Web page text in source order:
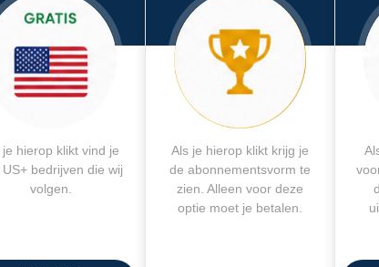
je hierop klikt vind je
bedrijven die wij
volgen.
Als je hierop klikt krijg je
de abonnementsvorm te
zien. Alleen voor deze
optie moet je betalen.